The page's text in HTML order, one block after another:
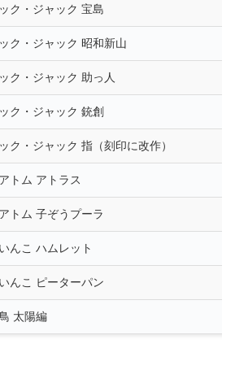
ク・ジャック 宝島
ク・ジャック 昭和新山
ク・ジャック 助っ人
ク・ジャック 銃創
ク・ジャック 指（刻印に改作）
トム アトラス
トム 子ぞうプーラ
んこ ハムレット
んこ ピーターパン
太陽編